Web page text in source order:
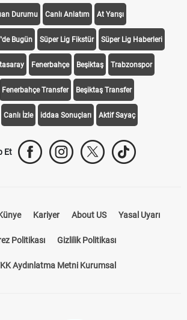
Durumu Canlı Anlatım At Yarışı
Bugün Süper Lig Fikstür Süper Lig Haberleri
Fenerbahçe Beşiktaş Trabzonspor
Fenerbahçe Transfer Beşiktaş Transfer
Canlı İzle iddaa Sonuçları Aktif Sayaç
Et
Kariyer About US Yasal Uyarı
Politikası Gizlilik Politikası
Aydınlatma Metni Kurumsal